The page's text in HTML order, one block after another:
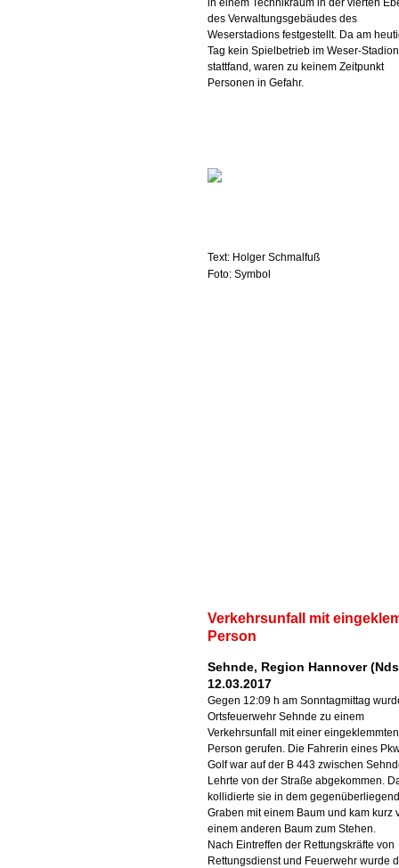
in einem Technikraum in der vierten
des Verwaltungsgebäudes des
Weserstadions festgestellt. Da am
Tag kein Spielbetrieb im Weser-Stadion
stattfand, waren zu keinem Zeitpunkt
Personen in Gefahr.
Text: Holger Schmalfuß
Foto: Symbol
Verkehrsunfall mit
Person
Sehnde, Region Hannover
12.03.2017
Gegen 12:09 h am Sonntagmittag
Ortsfeuerwehr Sehnde zu einem
Verkehrsunfall mit einer eingeklemmten
Person gerufen. Die Fahrerin eines
Golf war auf der B 443 zwischen
Lehrte von der Straße abgekommen.
kollidierte sie in dem
Graben mit einem Baum und kam kurz
einem anderen Baum zum Stehen.
Nach Eintreffen der Rettungskräfte von
Rettungsdienst und Feuerwehr wurde